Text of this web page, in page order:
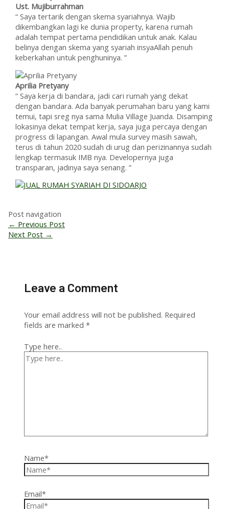
Ust. Mujiburrahman
“ Saya tertarik dengan skema syariahnya. Wajib
dikembangkan lagi ke dunia property, karena rumah
adalah tempat pertama pendidikan untuk anak. Kalau
belinya dengan skema yang syariah insyaAllah penuh
keberkahan untuk penghuninya. ”
Aprilia Pretyany
“ Saya kerja di bandara, jadi cari rumah yang dekat
dengan bandara. Ada banyak perumahan baru yang kami
temui, tapi sreg nya sama Mulia Village Juanda. Disamping
lokasinya dekat tempat kerja, saya juga percaya dengan
progress di lapangan. Awal mula survey masih sawah,
terus di tahun 2020 sudah di urug dan perizinannya sudah
lengkap termasuk IMB nya. Developernya juga
transparan, jadinya saya senang. ”
Post navigation
← Previous Post
Next Post →
Leave a Comment
Your email address will not be published. Required
fields are marked*
Type here..
Name*
Email*